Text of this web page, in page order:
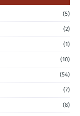
(5)
(2)
(1)
(10)
(54)
(7)
(8)